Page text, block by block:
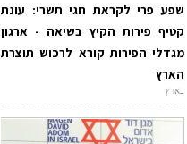
שפע פרי לקראת חגי תשרי: עונת
קטיף פירות הקיץ בשיאה - ארגון
מגדלי הפירות קורא לרכוש תוצרת
הארץ
בארץ